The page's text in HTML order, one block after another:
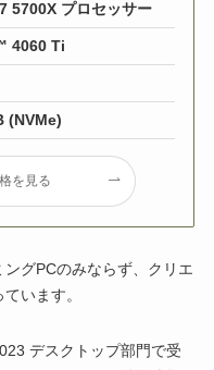
5700X プロセッサー
4060 Ti
(NVMe)
を見る
グPCのみならず、クリエ
います。
デスクトップ部門で受